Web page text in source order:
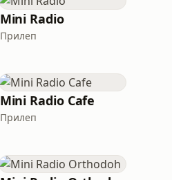
Mini Radio
Прилеп
Mini Radio Cafe
Прилеп